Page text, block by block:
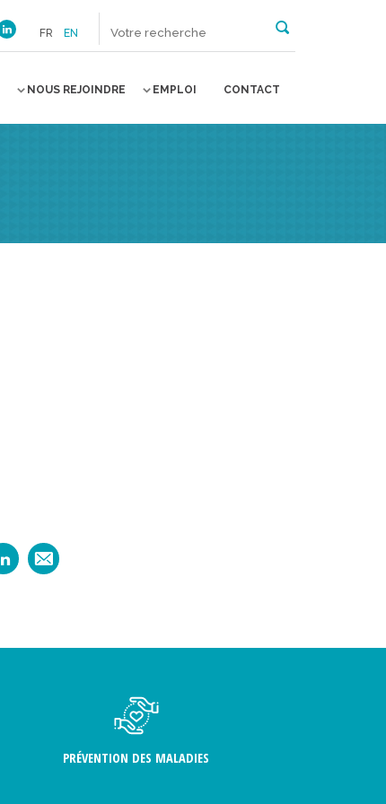
FR EN
NOUS REJOINDRE EMPLOI CONTACT
PRÉVENTION DES MALADIES